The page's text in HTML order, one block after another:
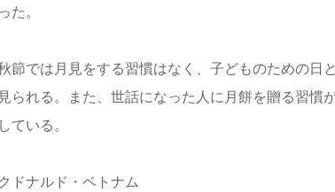
た。
節では月見をする習慣はなく、子どものための日
られる。また、世話になった人に月餅を贈る習慣
ている。
ドナルド・ベトナム